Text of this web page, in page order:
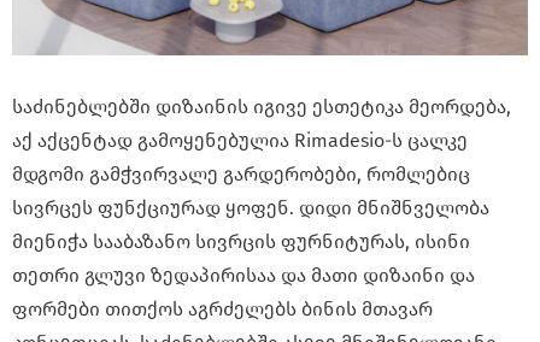
საძინებლებში დიზაინის იგივე ესთეტიკა მეორდება,
აქ აქცენტად გამოყენებულია Rimadesio-ს ცალკე
მდგომი გამჭვირვალე გარდერობები, რომლებიც
სივრცეს ფუნქციურად ყოფენ. დიდი მნიშნველობა
მიენიჭა სააბაზანო სივრცის ფურნიტურას, ისინი
თეთრი გლუვი ზედაპირისაა და მათი დიზაინი და
ფორმები თითქოს აგრძელებს ბინის მთავარ